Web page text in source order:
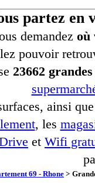
partez en
demandez où
pouvoir
23662 grandes
ainsi
, les
et Wifi
69 - Rhone >